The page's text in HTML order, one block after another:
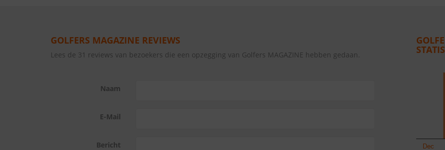
GOLFERS MAGAZINE REVIEWS
Lees de 31 reviews van bezoekers die een opzegging van Golfers MAGAZINE hebben gedaan.
Naam
E-Mail
Bericht